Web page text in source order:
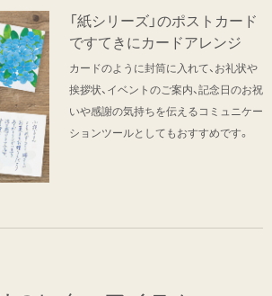
「紙シリーズ」のポストカード
ですてきにカードアレンジ
カードのように封筒に入れて、お礼状や
挨拶状、イベントのご案内、記念日のお祝
いや感謝の気持ちを伝えるコミュニケー
ションツールとしてもおすすめです。